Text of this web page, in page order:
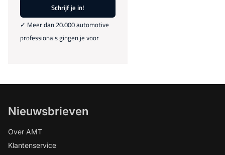
Schrijf je in!
✓ Meer dan 20.000 automotive
professionals gingen je voor
Nieuwsbrieven
Over AMT
Klantenservice